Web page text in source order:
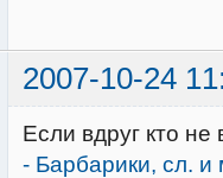
2007-10-24
Если вдруг кто
- Барбарики, сл.